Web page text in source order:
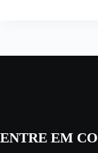
ENTRE EM